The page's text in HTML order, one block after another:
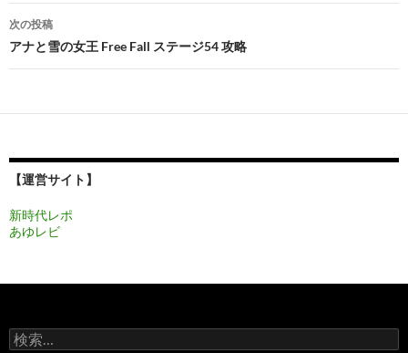
ナ
ビ
ゲ
ー
ョ
ン
次の投稿
アナと雪の女王 Free Fall ステージ54 攻略
【運営サイト】
新時代レポ
あゆレビ
検